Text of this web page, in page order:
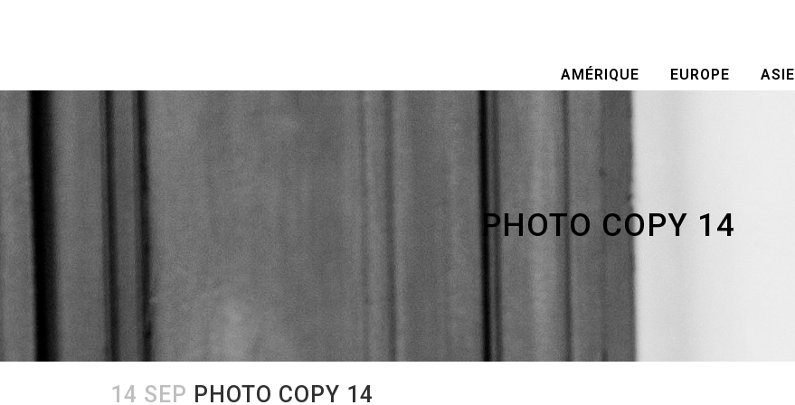
AMÉRIQUE EUROPE ASIE
PHOTO COPY 14
14 SEP PHOTO COPY 14